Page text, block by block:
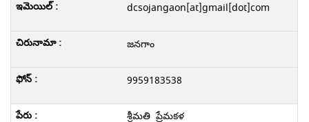
dcsojangaon[at]gmail[dot]com
జనగాం
9959183538
శ్రీమతి ప్రేమకళ